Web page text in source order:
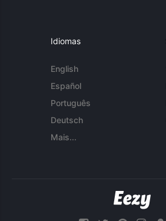
Idiomas
English
Español
Português
Deutsch
Mais...